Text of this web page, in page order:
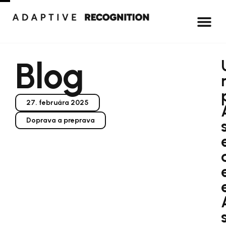
Blog
27. februára 2025
Doprava a preprava